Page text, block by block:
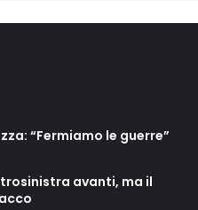
“Fermiamo le guerre”
avanti, ma il